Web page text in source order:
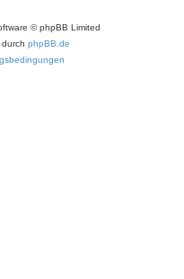
© phpBB Limited
phpBB.de